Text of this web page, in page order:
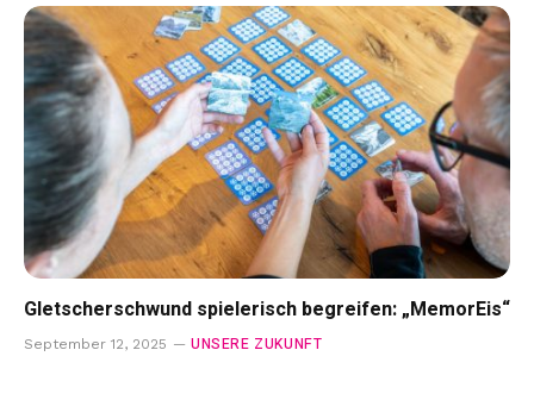
Gletscherschwund spielerisch begreifen: „MemorEis“
September 12, 2025 UNSERE ZUKUNFT